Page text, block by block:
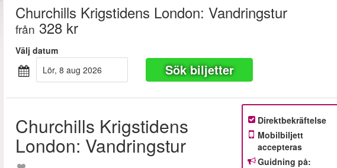
Churchills Krigstidens London: Vandringstur
från 328 kr
Välj datum
lör, 8 aug 2026
Sök biljetter
Churchills Krigstidens
London: Vandringstur
Direktbekräftelse
Mobilbiljett
accepteras
Guidning på: